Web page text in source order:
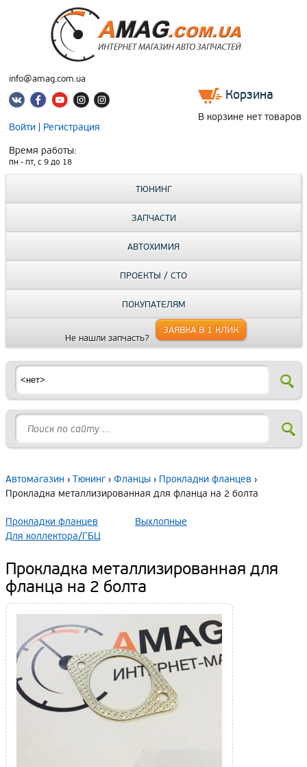
info@amag.com.ua
Войти | Регистрация
Время работы:
пн - пт, c 9 до 18
Корзина
В корзине нет товаров
ТЮНИНГ
ЗАПЧАСТИ
АВТОХИМИЯ
ПРОЕКТЫ / СТО
ПОКУПАТЕЛЯМ
Не нашли запчасть?
ЗАЯВКА В 1 КЛИК
Автомагазин › Тюнинг› Фланцы › Прокладки фланцев ›
Прокладка металлизированная для фланца на 2 болта
Прокладки фланцев
Выхлопные
Для коллектора/ГБЦ
Прокладка металлизированная для
фланца на 2 болта